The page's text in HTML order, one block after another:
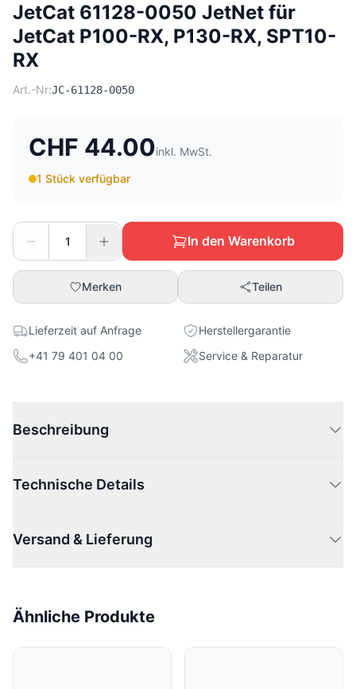
JetCat 61128-0050 JetNet für
JetCat P100-RX, P130-RX, SPT10-
RX
Art.-Nr:JC-61128-0050
CHF 44.00inkl. MwSt.
1 Stück verfügbar
In den Warenkorb
Merken Teilen
Lieferzeit auf Anfrage
Herstellergarantie
+41 79 401 04 00
Service & Reparatur
Beschreibung
Technische Details
Versand & Lieferung
Ähnliche Produkte